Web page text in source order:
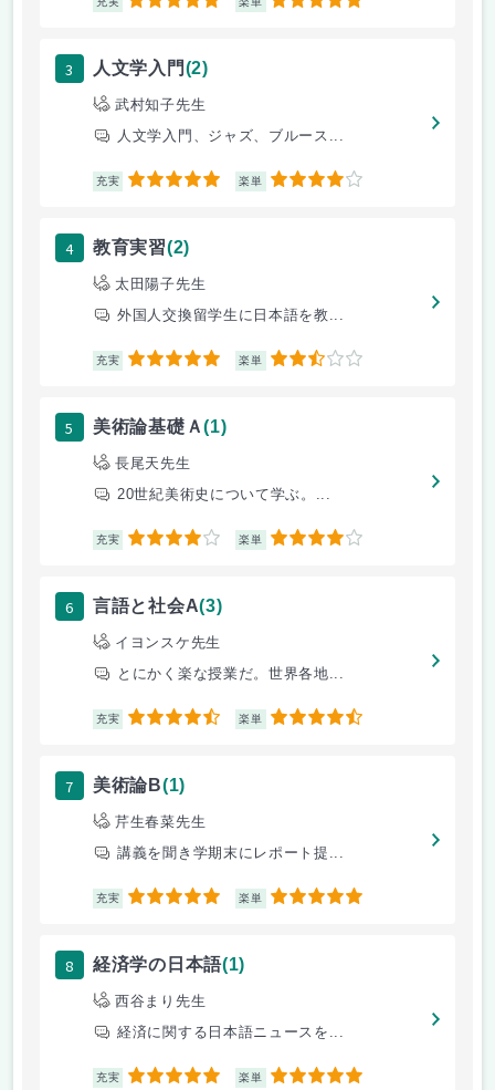
3 人文学入門(2)
武村知子先生
人文学入門、ジャズ、ブルース...
充実 5 楽単 4
4 教育実習(2)
太田陽子先生
外国人交換留学生に日本語を教...
充実 5 楽単 2.5
5 美術論基礎Ａ(1)
長尾天先生
20世紀美術史について学ぶ。...
充実 4 楽単 4
6 言語と社会A(3)
イヨンスケ先生
とにかく楽な授業だ。世界各地...
充実 4.5 楽単 4.5
7 美術論B(1)
芹生春菜先生
講義を聞き学期末にレポート提...
充実 5 楽単 5
8 経済学の日本語(1)
西谷まり先生
経済に関する日本語ニュースを...
充実 5 楽単 5